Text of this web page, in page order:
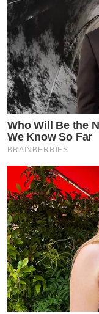
ข่าวที่เกี่ยวข้อง
ลีน่า จัง ฝากถึง อั้ม
ปี เผยเหตุ เอ ร้องไห้
วงในมาเอง มดดำ ก
เผยคำพูดพ่อสงกรา
by TVPOOL
Who Will Be the
We Know So Far
BRAINBERRIES